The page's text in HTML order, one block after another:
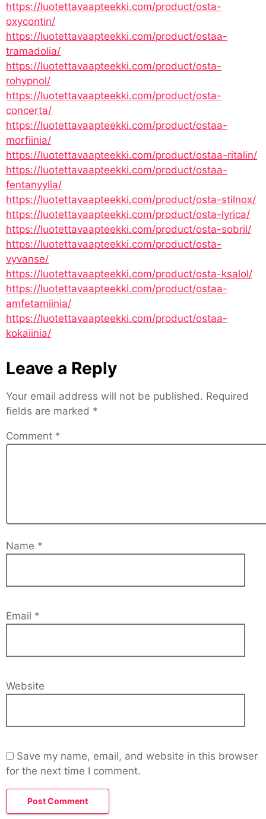
https://luotettavaapteekki.com/product/osta-
oxycontin/
https://luotettavaapteekki.com/product/ostaa-
tramadolia/
https://luotettavaapteekki.com/product/osta-
rohypnol/
https://luotettavaapteekki.com/product/osta-
concerta/
https://luotettavaapteekki.com/product/ostaa-
morfiinia/
https://luotettavaapteekki.com/product/ostaa-ritalin/
https://luotettavaapteekki.com/product/ostaa-
fentanyylia/
https://luotettavaapteekki.com/product/osta-stilnox/
https://luotettavaapteekki.com/product/osta-lyrica/
https://luotettavaapteekki.com/product/osta-sobril/
https://luotettavaapteekki.com/product/osta-
vyvanse/
https://luotettavaapteekki.com/product/osta-ksalol/
https://luotettavaapteekki.com/product/ostaa-
amfetamiinia/
https://luotettavaapteekki.com/product/ostaa-
kokaiinia/
Leave a Reply
Your email address will not be published. Required
fields are marked *
Comment *
Name *
Email *
Website
Save my name, email, and website in this browser
for the next time I comment.